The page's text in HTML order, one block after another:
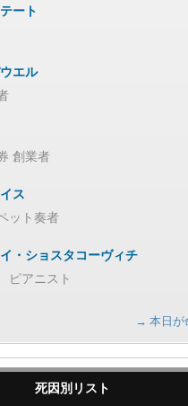
ート
エル
創業者
ス
ット奏者
イ・ショスタコーヴィチ
ピアニスト
→ 本日が
死因別リスト